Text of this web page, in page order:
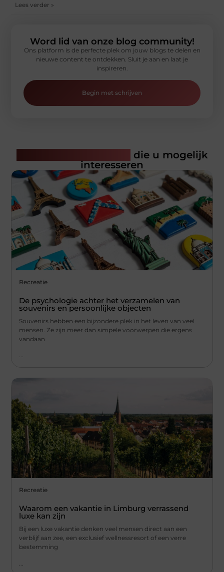
Lees verder »
Word lid van onze blog community!
Ons platform is de perfecte plek om jouw blogs te delen en
nieuwe content te ontdekken. Sluit je aan en laat je
inspireren.
Begin met schrijven
die u mogelijk
interesseren
Recreatie
De psychologie achter het verzamelen van
souvenirs en persoonlijke objecten
Souvenirs hebben een bijzondere plek in het leven van veel
mensen. Ze zijn meer dan simpele voorwerpen die ergens
vandaan
...
Recreatie
Waarom een vakantie in Limburg verrassend
luxe kan zijn
Bij een luxe vakantie denken veel mensen direct aan een
verblijf aan zee, een exclusief wellnessresort of een verre
bestemming